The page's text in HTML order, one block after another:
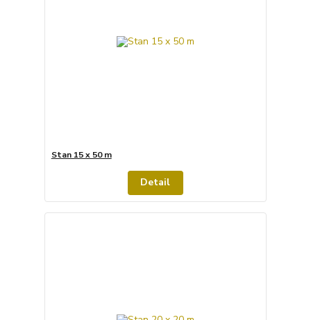
Stan 15 x 50 m
Detail